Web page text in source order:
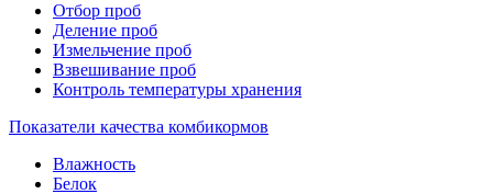
Отбор проб
Деление проб
Измельчение проб
Взвешивание проб
Контроль температуры хранения
Показатели качества комбикормов
Влажность
Белок